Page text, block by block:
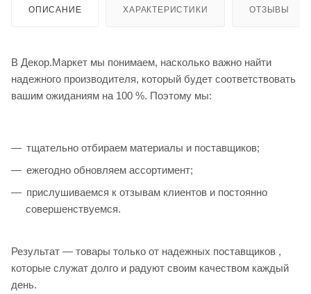
ОПИСАНИЕ ХАРАКТЕРИСТИКИ ОТЗЫВЫ
В Декор.Маркет мы понимаем, насколько важно найти
надежного производителя, который будет соответствовать
вашим ожиданиям на 100 %. Поэтому мы:
тщательно отбираем материалы и поставщиков;
ежегодно обновляем ассортимент;
прислушиваемся к отзывам клиентов и постоянно
совершенствуемся.
Результат — товары только от надежных поставщиков ,
которые служат долго и радуют своим качеством каждый
день.